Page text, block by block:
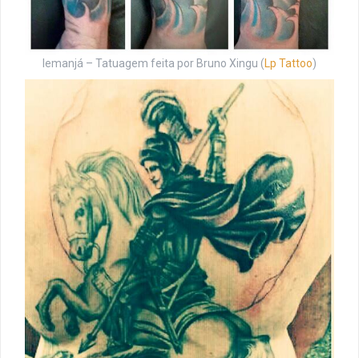
Iemanjá – Tatuagem feita por Bruno Xingu ( Lp Tattoo)